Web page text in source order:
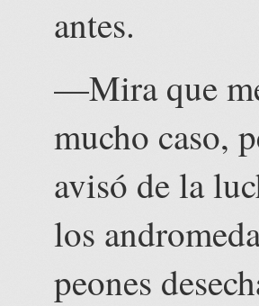
antes.
—Mira que
mucho caso,
avisó de la
los
peones